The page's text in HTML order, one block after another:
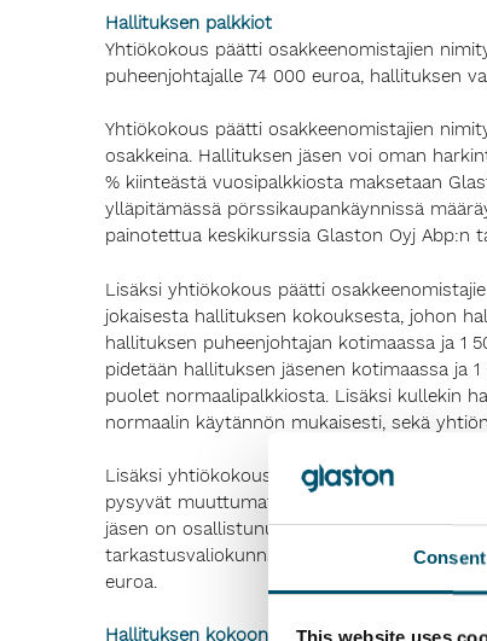
Consent
Hallituksen palkkiot
Yhtiökokous päätti osakkeenomistajien
puheenjohtajalle 74 000 euroa, hallituksen
Yhtiökokous päätti osakkeenomistajien
osakkeina. Hallituksen jäsen voi oman
% kiinteästä vuosipalkkiosta maksetaan
ylläpitämässä pörssikaupankäynnissä
painotettua keskikurssia Glaston Oyj Abp:n
Lisäksi yhtiökokous päätti
jokaisesta hallituksen kokouksesta, johon
hallituksen puheenjohtajan kotimaassa ja 1
pidetään hallituksen jäsenen kotimaassa ja
puolet normaalipalkkiosta. Lisäksi kullekin
normaalin käytännön mukaisesti, sekä
Lisäksi yhtiökokous päätti
pysyvät muuttumattomina, ja siten kaikille
jäsen on osallistunut, 500 euroa
tarkastusvaliokunnan puheenjohtajalle
euroa.
Hallituksen kokoonpano